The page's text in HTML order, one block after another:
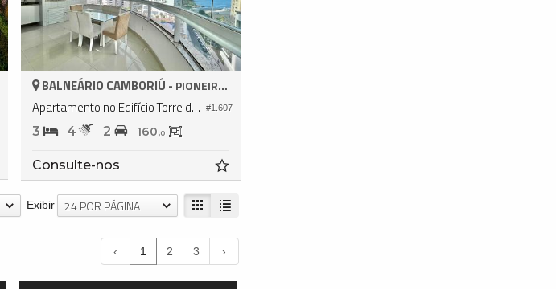
#1.607
BALNEÁRIO CAMBORIÚ - PIONEIROS
Apartamento no Edifício Torre de Málaga
3 4 2 160,0
Consulte-nos
Exibir 24 POR PÁGINA
‹ 1 2 3 ›